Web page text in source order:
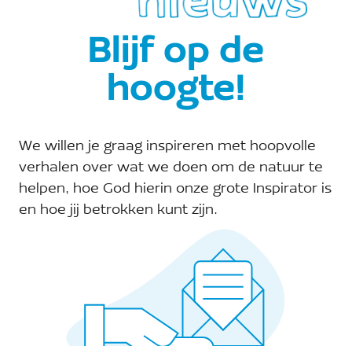
A Volunteering week with A
ROCHA Czech 2026
MEER INFORMATIE
Alle evenementen
Blijf op de
hoogte!
We willen je graag inspireren met hoopvolle
verhalen over wat we doen om de natuur te
helpen, hoe God hierin onze grote Inspirator is
en hoe jij betrokken kunt zijn.